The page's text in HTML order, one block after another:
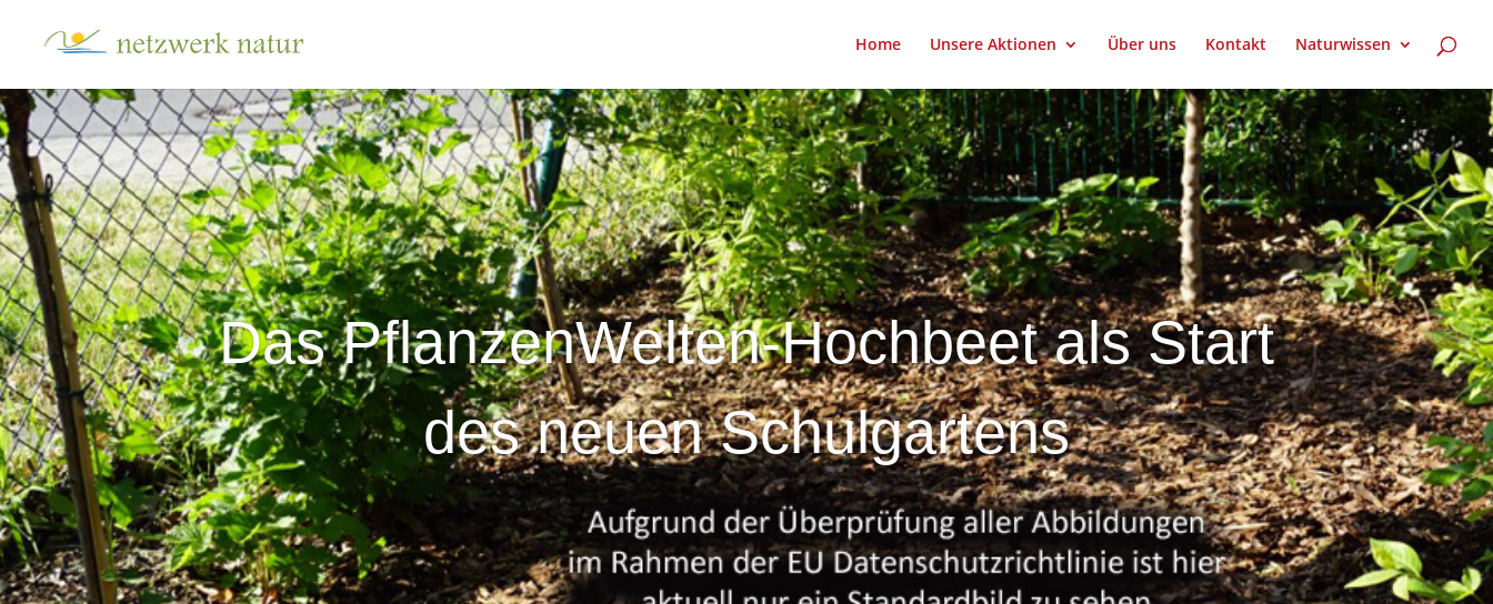
Home Unsere Aktionen Über uns Kontakt Naturwissen
Das PflanzenWelten-Hochbeet als Start
des neuen Schulgartens